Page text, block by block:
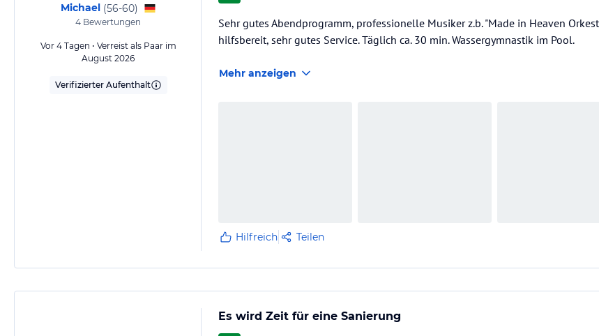
Michael (56-60)
4 Bewertungen
Vor 4 Tagen • Verreist als Paar im
August 2026
Verifizierter Aufenthalt
Sehr gutes Abendprogramm, professionelle Musiker z.b. "Made in Heaven
hilfsbereit, sehr gutes Service. Täglich ca. 30 min. Wassergymnastik im Pool.
Mehr anzeigen
Hilfreich Teilen
Es wird Zeit für eine Sanierung